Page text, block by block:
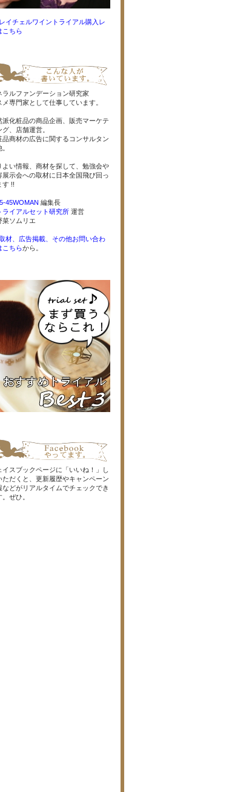
レイチェルワイントライアル購入レ
こちら
ラルファンデーション研究家
メ専門家として仕事しています。
派化粧品の商品企画、販売マーケテ
グ、店舗運営。
品商材の広告に関するコンサルタン
よい情報、商材を探して、勉強会や
展示会への取材に日本全国飛び回っ
す !!
45WOMAN 編集長
ライアルセット研究所 運営
菜ソムリエ
材、広告掲載、その他お問い合わ
こちらから。
イスブックページに「いいね！」し
ただくと、更新履歴やキャンペーン
などがリアルタイムでチェックでき
。ぜひ。